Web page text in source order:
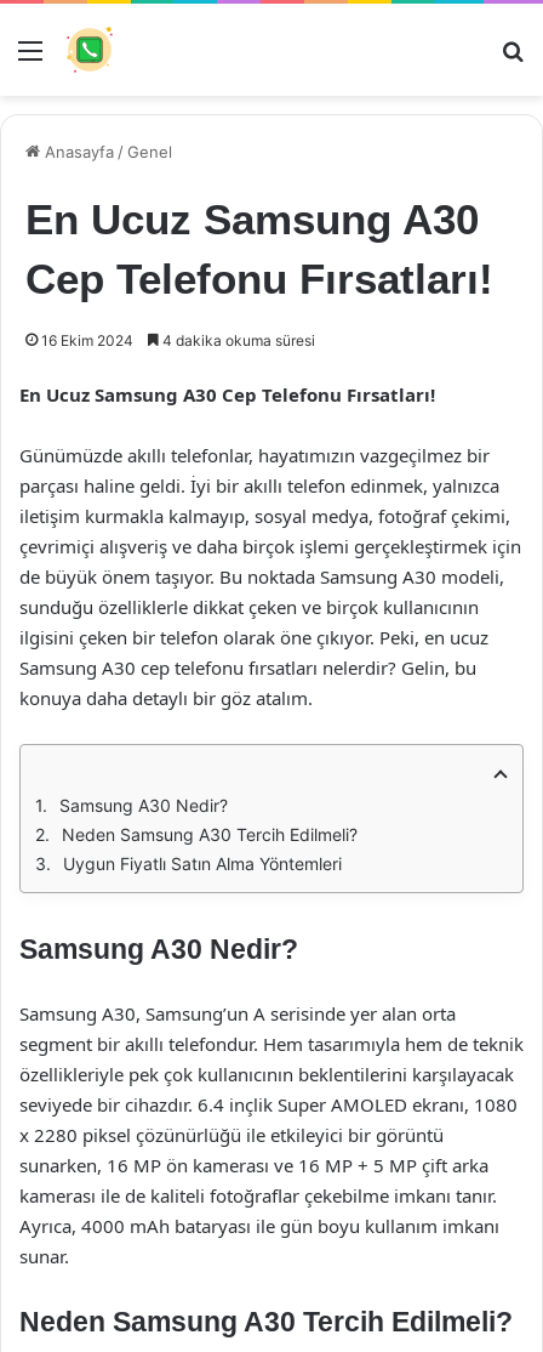
Menü
Anasayfa /Genel
En Ucuz Samsung A30
Cep Telefonu Fırsatları!
16 Ekim 2024 4 dakika okuma süresi
En Ucuz Samsung A30 Cep Telefonu Fırsatları!
Günümüzde akıllı telefonlar, hayatımızın vazgeçilmez bir
parçası haline geldi. İyi bir akıllı telefon edinmek, yalnızca
iletişim kurmakla kalmayıp, sosyal medya, fotoğraf çekimi,
çevrimiçi alışveriş ve daha birçok işlemi gerçekleştirmek için
de büyük önem taşıyor. Bu noktada Samsung A30 modeli,
sunduğu özelliklerle dikkat çeken ve birçok kullanıcının
ilgisini çeken bir telefon olarak öne çıkıyor. Peki, en ucuz
Samsung A30 cep telefonu fırsatları nelerdir? Gelin, bu
konuya daha detaylı bir göz atalım.
Samsung A30 Nedir?
Neden Samsung A30 Tercih Edilmeli?
Uygun Fiyatlı Satın Alma Yöntemleri
Samsung A30 Nedir?
Samsung A30, Samsung’un A serisinde yer alan orta
segment bir akıllı telefondur. Hem tasarımıyla hem de teknik
özellikleriyle pek çok kullanıcının beklentilerini karşılayacak
seviyede bir cihazdır. 6.4 inçlik Super AMOLED ekranı, 1080
x 2280 piksel çözünürlüğü ile etkileyici bir görüntü
sunarken, 16 MP ön kamerası ve 16 MP + 5 MP çift arka
kamerası ile de kaliteli fotoğraflar çekebilme imkanı tanır.
Ayrıca, 4000 mAh bataryası ile gün boyu kullanım imkanı
sunar.
Neden Samsung A30 Tercih Edilmeli?